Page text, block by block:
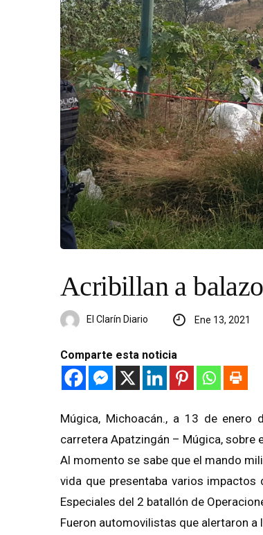
Acribillan a
El Clarín Diario Ene 13, 2021
Comparte esta noticia
Múgica, Michoacán., a 13 de
carretera Apatzingán – Múgica, sobre
Al momento se sabe que el mando
vida que presentaba varios
Especiales del 2 batallón de
Fueron automovilistas que alertaron a